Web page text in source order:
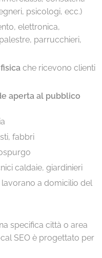
psicologi, ecc.)
elettronica,
parrucchieri,
che ricevono clienti
aperta al pubblico
fabbri
caldaie, giardinieri
a domicilio del
specifica città o area
SEO è progettato per